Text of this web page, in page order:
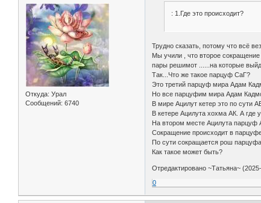
Откуда: Урал
Сообщений: 6740
: 1.Где это происходит?
Трудно сказать, потому что всё
Мы учили , что второе
пары решимот ......на которые
Так...Что же такое парцуф СаГ?
Это третий парцуф мира Адам
Но все парцуфим мира Адам
В мире Ацилут кетер это по сути
В кетере Ацилута хохма АК. А где
На втором месте Ацилута парцуф
Сокращение происходит в
По сути сокращается рош
Как такое может быть?
Отредактировано ~Татьяна~
0